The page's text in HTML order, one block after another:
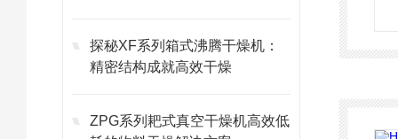
探秘XF系列箱式沸腾干燥机：
精密结构成就高效干燥
ZPG系列耙式真空干燥机高效低